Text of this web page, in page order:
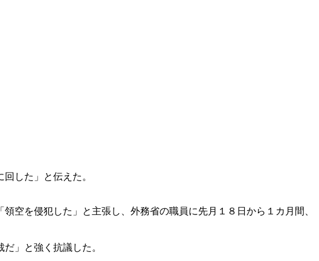
した」と伝えた。
空を侵犯した」と主張し、外務省の職員に先月１８日から１カ月間、
」と強く抗議した。